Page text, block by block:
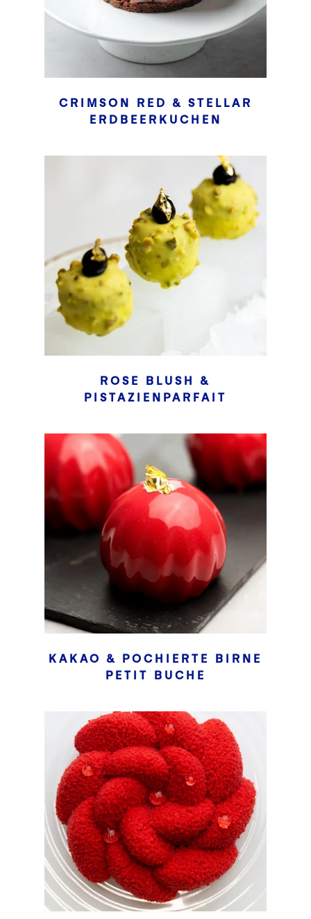
CRIMSON RED & STELLAR
ERDBEERKUCHEN
ROSE BLUSH &
PISTAZIENPARFAIT
KAKAO & POCHIERTE BIRNE
PETIT BUCHE